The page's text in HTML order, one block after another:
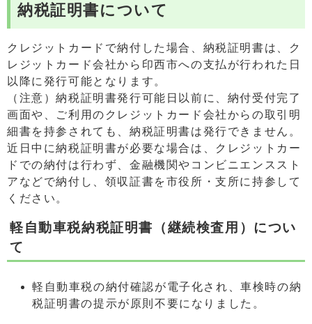
納税証明書について
クレジットカードで納付した場合、納税証明書は、ク
レジットカード会社から印西市への支払が行われた日
以降に発行可能となります。
（注意）納税証明書発行可能日以前に、納付受付完了
画面や、ご利用のクレジットカード会社からの取引明
細書を持参されても、納税証明書は発行できません。
近日中に納税証明書が必要な場合は、クレジットカー
ドでの納付は行わず、金融機関やコンビニエンススト
アなどで納付し、領収証書を市役所・支所に持参して
ください。
軽自動車税納税証明書（継続検査用）につい
て
軽自動車税の納付確認が電子化され、車検時の納
税証明書の提示が原則不要になりました。